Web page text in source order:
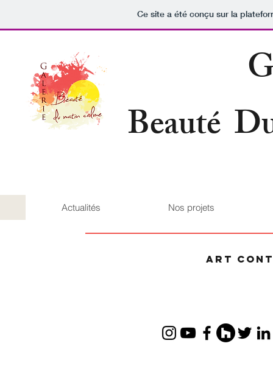
Ce site a été conçu sur la
Beauté
Actualités Nos projets
art